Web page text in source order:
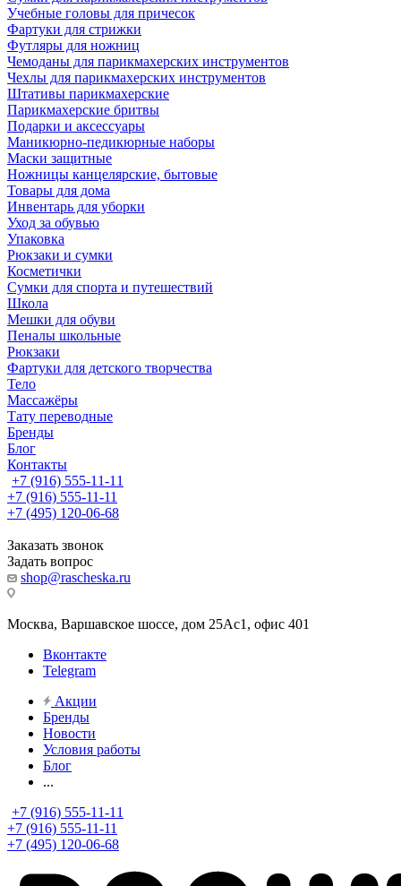
Учебные головы для причесок
Фартуки для стрижки
Футляры для ножниц
Чемоданы для парикмахерских инструментов
Чехлы для парикмахерских инструментов
Штативы парикмахерские
Парикмахерские бритвы
Подарки и аксессуары
Маникюрно-педикюрные наборы
Маски защитные
Ножницы канцелярские, бытовые
Товары для дома
Инвентарь для уборки
Уход за обувью
Упаковка
Рюкзаки и сумки
Косметички
Сумки для спорта и путешествий
Школа
Мешки для обуви
Пеналы школьные
Рюкзаки
Фартуки для детского творчества
Тело
Массажёры
Тату переводные
Бренды
Блог
Контакты
+7 (916) 555-11-11
+7 (916) 555-11-11
+7 (495) 120-06-68
Заказать звонок
Задать вопрос
shop@rascheska.ru
Москва, Варшавское шоссе, дом 25Аc1, офис 401
Вконтакте
Telegram
Акции
Бренды
Новости
Условия работы
Блог
...
+7 (916) 555-11-11
+7 (916) 555-11-11
+7 (495) 120-06-68